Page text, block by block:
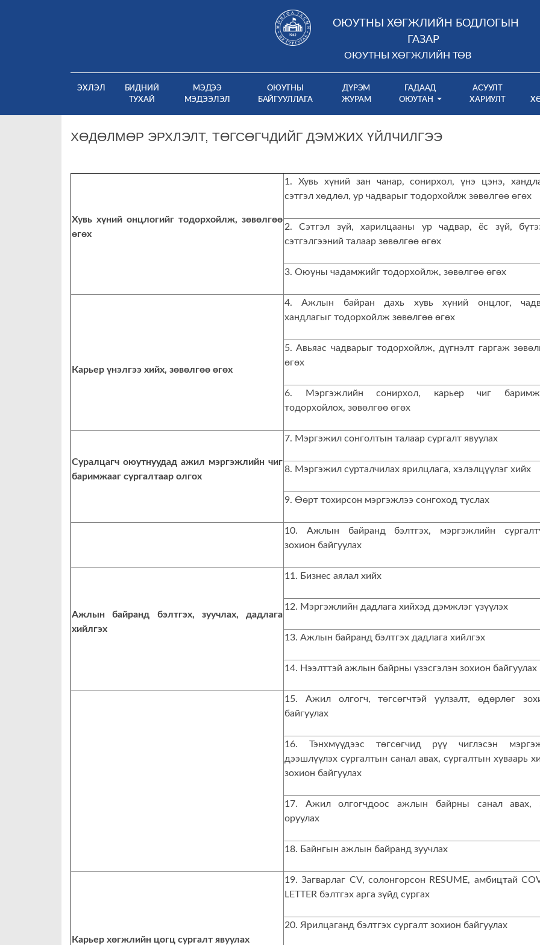
ОЮУТНЫ ХӨГЖЛИЙН БОДЛОГЫН
ГАЗАР
ОЮУТНЫ ХӨГЖЛИЙН ТӨВ
ЭХЛЭЛ (CURRENT)
БИДНИЙ
ТУХАЙ
МЭДЭЭ
МЭДЭЭЛЭЛ
ОЮУТНЫ
БАЙГУУЛЛАГА
ДҮРЭМ
ЖУРАМ
ГАДААД
ОЮУТАН
АСУУЛТ
ХАРИУЛТ
ХӨДӨЛМӨР ЭРХЛЭЛТ, ТӨГСӨГЧДИЙГ ДЭМЖИХ ҮЙЛЧИЛГЭЭ
Хувь хүний онцлогийг тодорхойлж, зөвөлгөө
өгөх
1. Хувь хүний зан чанар, сонирхол, үнэ цэнэ,
сэтгэл хөдлөл, ур чадварыг тодорхойлж зөвөлгөө өгөх
2. Сэтгэл зүй, харилцааны ур чадвар, ёс зүй,
сэтгэлгээний талаар зөвөлгөө өгөх
3. Оюуны чадамжийг тодорхойлж, зөвөлгөө өгөх
Карьер үнэлгээ хийх, зөвөлгөө өгөх
4. Ажлын байран дахь хувь хүний онцлог,
хандлагыг тодорхойлж зөвөлгөө өгөх
5. Авьяас чадварыг тодорхойлж, дүгнэлт гаргаж
өгөх
6. Мэргэжлийн сонирхол, карьер чиг
тодорхойлох, зөвөлгөө өгөх
Суралцагч оюутнуудад ажил мэргэжлийн чиг
баримжааг сургалтаар олгох
7. Мэргэжил сонголтын талаар сургалт явуулах
8. Мэргэжил сурталчилах ярилцлага, хэлэлцүүлэг хийх
9. Өөрт тохирсон мэргэжлээ сонгоход туслах
10. Ажлын байранд бэлтгэх, мэргэжлийн
зохион байгуулах
Ажлын байранд бэлтгэх, зуучлах, дадлага
хийлгэх
11. Бизнес аялал хийх
12. Мэргэжлийн дадлага хийхэд дэмжлэг үзүүлэх
13. Ажлын байранд бэлтгэх дадлага хийлгэх
14. Нээлттэй ажлын байрны үзэсгэлэн зохион байгуулах
15. Ажил олгогч, төгсөгчтэй уулзалт, өдөрлөг
байгуулах
16. Тэнхмүүдээс төгсөгчид рүү чиглэсэн
дээшлүүлэх сургалтын санал авах, сургалтын хуваарь
зохион байгуулах
17. Ажил олгогчдоос ажлын байрны санал авах,
оруулах
18. Байнгын ажлын байранд зуучлах
Карьер хөгжлийн цогц сургалт явуулах
19. Загварлаг CV, солонгорсон RESUME, амбицтай
LETTER бэлтгэх арга зүйд сургах
20. Ярилцаганд бэлтгэх сургалт зохион байгуулах